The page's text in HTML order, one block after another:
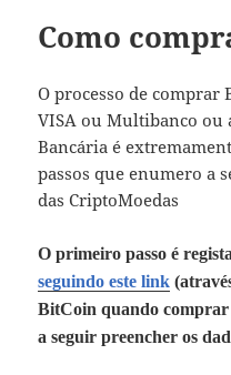
Como
O processo de comprar
VISA ou Multibanco ou
Bancária é
passos que enumero a
das CriptoMoedas
O primeiro passo é
seguindo este link
BitCoin quando comprar
a seguir preencher os